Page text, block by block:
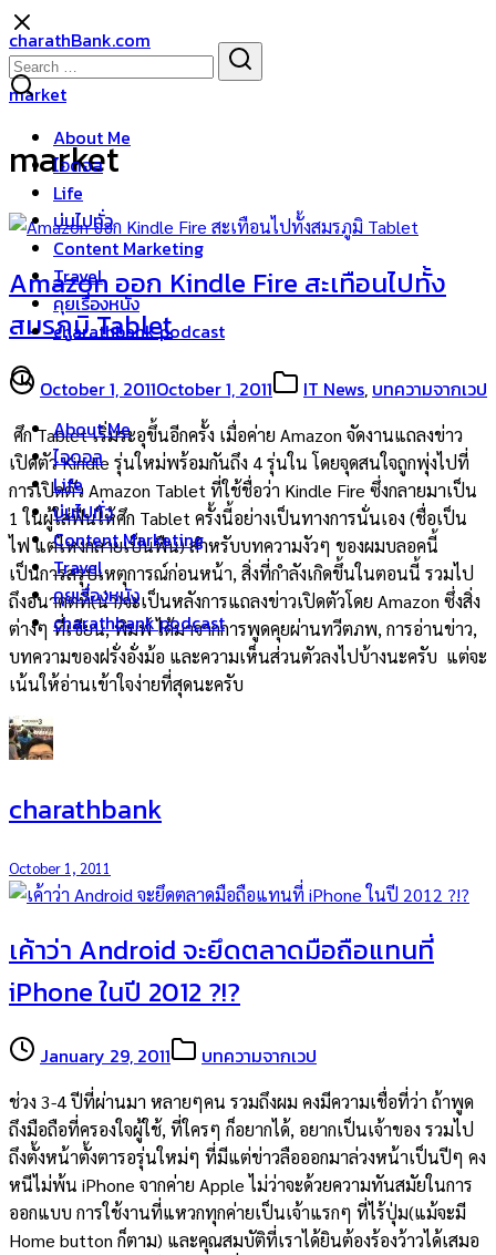
Skip
to
content
charathBank.com
About Me
ไอดอล
Life
บ่นไปทั่ว
Content Marketing
Travel
คุยเรื่องหนัง
charathbank podcast
About Me
ไอดอล
Life
บ่นไปทั่ว
Content Marketing
Travel
คุยเรื่องหนัง
charathbank podcast
Search
for:
market
market
Amazon ออก Kindle Fire สะเทือนไปทั้ง
สมรภูมิ Tablet
October 1, 2011October 1, 2011 IT News, บทความจากเวป
ศึก Tablet เริ่มระอุขึ้นอีกครั้ง เมื่อค่าย Amazon จัดงานแถลงข่าว
เปิดตัว Kindle รุ่นใหม่พร้อมกันถึง 4 รุ่นใน โดยจุดสนใจถูกพุ่งไปที่
การเปิดตัว Amazon Tablet ที่ใช้ชื่อว่า Kindle Fire ซึ่งกลายมาเป็น
1 ในผู้ใส่ฟืนให้ศึก Tablet ครั้งนี้อย่างเป็นทางการนั่นเอง (ชื่อเป็น
ไฟ แต่ไหงกลายเป็นฟืน) สำหรับบทความงัวๆ ของผมบลอคนี้
เป็นการสรุปเหตุการณ์ก่อนหน้า, สิ่งที่กำลังเกิดขึ้นในตอนนี้ รวมไป
ถึงอนาคตที่(น่า)จะเป็นหลังการแถลงข่าวเปิดตัวโดย Amazon ซึ่งสิ่ง
ต่างๆ ที่เขียน, พิมพ์ ได้มาจากการพูดคุยผ่านทวีตภพ, การอ่านข่าว,
บทความของฝรั่งอั่งม้อ และความเห็นส่วนตัวลงไปบ้างนะครับ แต่จะ
เน้นให้อ่านเข้าใจง่ายที่สุดนะครับ
charathbank
October 1, 2011
เค้าว่า Android จะยึดตลาดมือถือแทนที่
iPhone ในปี 2012 ?!?
January 29, 2011 บทความจากเวป
ช่วง 3-4 ปีที่ผ่านมา หลายๆคน รวมถึงผม คงมีความเชื่อที่ว่า ถ้าพูด
ถึงมือถือที่ครองใจผู้ใช้, ที่ใครๆ ก็อยากได้, อยากเป็นเจ้าของ รวมไป
ถึงตั้งหน้าตั้งตารอรุ่นใหม่ๆ ที่มีแต่ข่าวลือออกมาล่วงหน้าเป็นปีๆ คง
หนีไม่พ้น iPhone จากค่าย Apple ไม่ว่าจะด้วยความทันสมัยในการ
ออกแบบ การใช้งานที่แหวกทุกค่ายเป็นเจ้าแรกๆ ที่ไร้ปุ่ม(แม้จะมี
Home button ก็ตาม) และคุณสมบัติที่เราได้ยินต้องร้องว้าวได้เสมอ